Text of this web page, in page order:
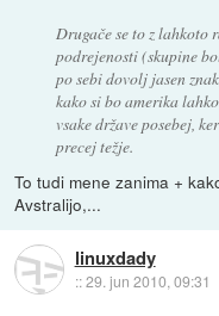
Drugače se to z lahkoto
podrejenosti (skupine
po sebi dovolj jasen
kako si bo amerika
vsake države posebej,
precej težje.
To tudi mene zanima +
Avstralijo,...
linuxdady
::29. jun 2010, 09:31